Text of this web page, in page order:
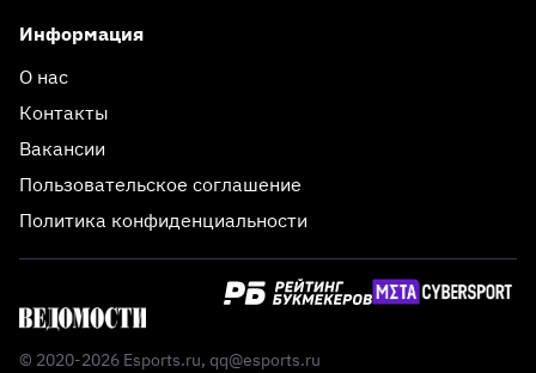
Информация
О нас
Контакты
Вакансии
Пользовательское соглашение
Политика конфиденциальности
© 2020-2026 Esports.ru, qq@esports.ru